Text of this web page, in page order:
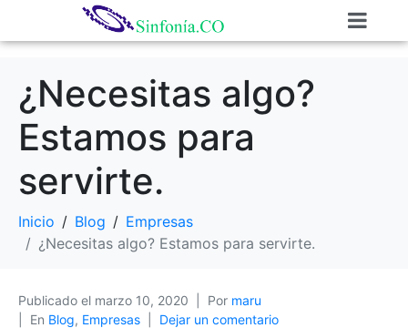
¿Necesitas algo?
Estamos para
servirte.
Inicio Blog
Empresas
¿Necesitas algo? Estamos para servirte.
Publicado el marzo 10, 2020 Por maru
En Blog, Empresas Dejar un comentario